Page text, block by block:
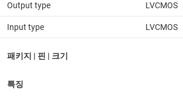
Output type LVCMOS
Input type LVCMOS